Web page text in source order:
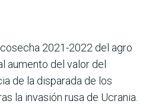
2021-2022 del agro
aumento del valor del
de la disparada de los
la invasión rusa de Ucrania.